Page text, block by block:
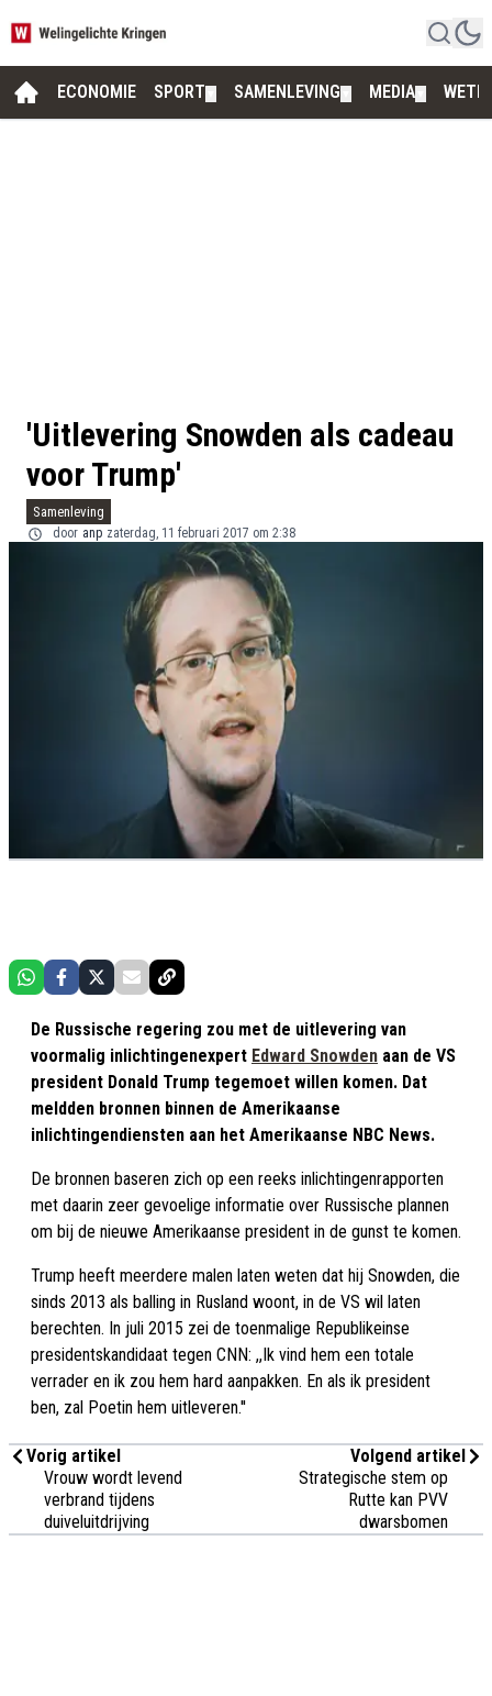
ECONOMIE SPORT SAMENLEVING MEDIA
'Uitlevering Snowden als cadeau
voor Trump'
Samenleving
door anp zaterdag, 11 februari 2017 om 2:38
De Russische regering zou met de uitlevering van
voormalig inlichtingenexpert Edward Snowden aan de VS
president Donald Trump tegemoet willen komen. Dat
meldden bronnen binnen de Amerikaanse
inlichtingendiensten aan het Amerikaanse NBC News.
De bronnen baseren zich op een reeks inlichtingenrapporten
met daarin zeer gevoelige informatie over Russische plannen
om bij de nieuwe Amerikaanse president in de gunst te komen.
Trump heeft meerdere malen laten weten dat hij Snowden, die
sinds 2013 als balling in Rusland woont, in de VS wil laten
berechten. In juli 2015 zei de toenmalige Republikeinse
presidentskandidaat tegen CNN: ,,Ik vind hem een totale
verrader en ik zou hem hard aanpakken. En als ik president
ben, zal Poetin hem uitleveren.''
Vorig artikel
Vrouw wordt levend
verbrand tijdens
duiveluitdrijving
Volgend artikel
Strategische stem op
Rutte kan PVV
dwarsbomen